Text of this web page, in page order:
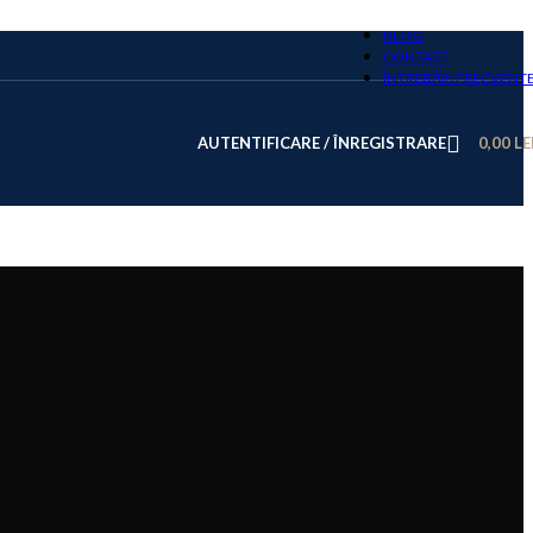
BLOG
CONTACT
ÎNTREBĂRI
AUTENTIFICARE / ÎNREGISTRARE 0,00